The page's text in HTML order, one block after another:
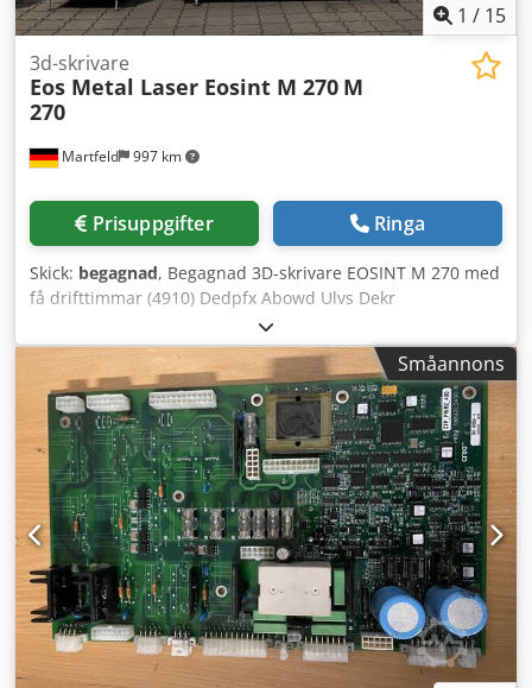
1 / 15
Martfeld 997 km
3d-skrivare
Eos Metal Laser Eosint M 270 M
270
Prisuppgifter Ringa
Skick: begagnad, Begagnad 3D-skrivare EOSINT M 270 med
få drifttimmar (4910) Dedpfx Abowd Ulvs Dekr
Småannons